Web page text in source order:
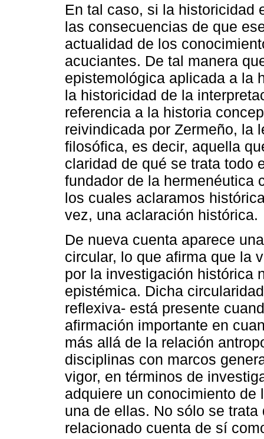
En tal caso, si la historicidad
las consecuencias de que
actualidad de los
acuciantes. De tal manera
epistemológica aplicada a la
la historicidad de la
referencia a la historia
reivindicada por Zermeño, la
filosófica, es decir, aquella
claridad de qué se trata todo
fundador de la hermenéutica
los cuales aclaramos
vez, una aclaración histórica.
De nueva cuenta aparece
circular, lo que afirma que la
por la investigación histórica
epistémica. Dicha
reflexiva- está presente
afirmación importante en
más allá de la relación
disciplinas con marcos
vigor, en términos de
adquiere un conocimiento de
una de ellas. No sólo se
relacionado cuenta de sí